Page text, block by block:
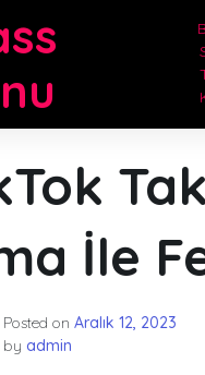
İle
Posted on Aralık 12, 2023
by admin